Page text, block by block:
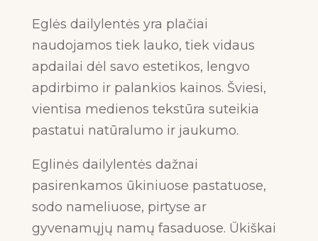
Eglės dailylentės yra plačiai
naudojamos tiek lauko, tiek vidaus
apdailai dėl savo estetikos, lengvo
apdirbimo ir palankios kainos. Šviesi,
vientisa medienos tekstūra suteikia
pastatui natūralumo ir jaukumo.
Eglinės dailylentės dažnai
pasirenkamos ūkiniuose pastatuose,
sodo nameliuose, pirtyse ar
gyvenamųjų namų fasaduose. Ūkiškai